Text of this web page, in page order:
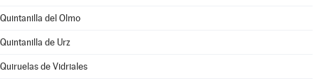
Quintanilla del Olmo
Quintanilla de Urz
Quiruelas de Vidriales